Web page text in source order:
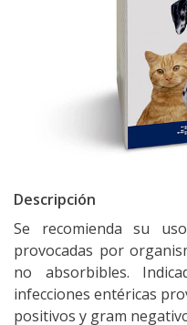
Descripción
Se recomienda su
provocadas por
no absorbibles.
infecciones entéricas
positivos y gram